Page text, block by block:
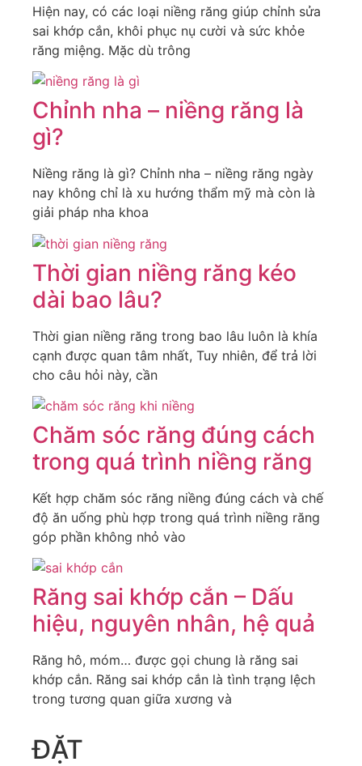
Hiện nay, có các loại niềng răng giúp chỉnh sửa
sai khớp cắn, khôi phục nụ cười và sức khỏe
răng miệng. Mặc dù trông
Chỉnh nha – niềng răng là
gì?
Niềng răng là gì? Chỉnh nha – niềng răng ngày
nay không chỉ là xu hướng thẩm mỹ mà còn là
giải pháp nha khoa
Thời gian niềng răng kéo
dài bao lâu?
Thời gian niềng răng trong bao lâu luôn là khía
cạnh được quan tâm nhất, Tuy nhiên, để trả lời
cho câu hỏi này, cần
Chăm sóc răng đúng cách
trong quá trình niềng răng
Kết hợp chăm sóc răng niềng đúng cách và chế
độ ăn uống phù hợp trong quá trình niềng răng
góp phần không nhỏ vào
Răng sai khớp cắn – Dấu
hiệu, nguyên nhân, hệ quả
Răng hô, móm… được gọi chung là răng sai
khớp cắn. Răng sai khớp cắn là tình trạng lệch
trong tương quan giữa xương và
ĐẶT